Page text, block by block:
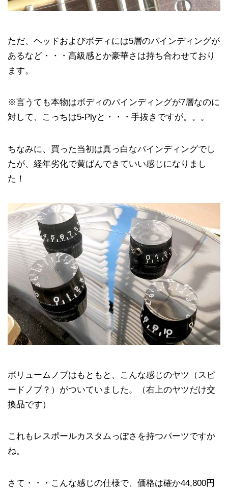
ただ、ヘッドおよびボディには5層のバインディングが
あるなど・・・高級感とか豪華さは持ち合わせており
ます。
※言うても本物はボディのバインディングが7層なのに
対して、こっちは5-Plyと・・・手抜きですが。。。
ちなみに、買った当初は真っ白なバインディングでし
たが、経年劣化で黄ばんできていい感じになりまし
た！
ボリュームノブはもともと、こんな感じのヤツ（スピ
ードノブ？）がついていました。（右上のヤツだけ交
換品です）
これもレスポールカスタムっぽさを持つパーツですか
ね。
さて・・・こんな感じの仕様で、価格は確か44,800円